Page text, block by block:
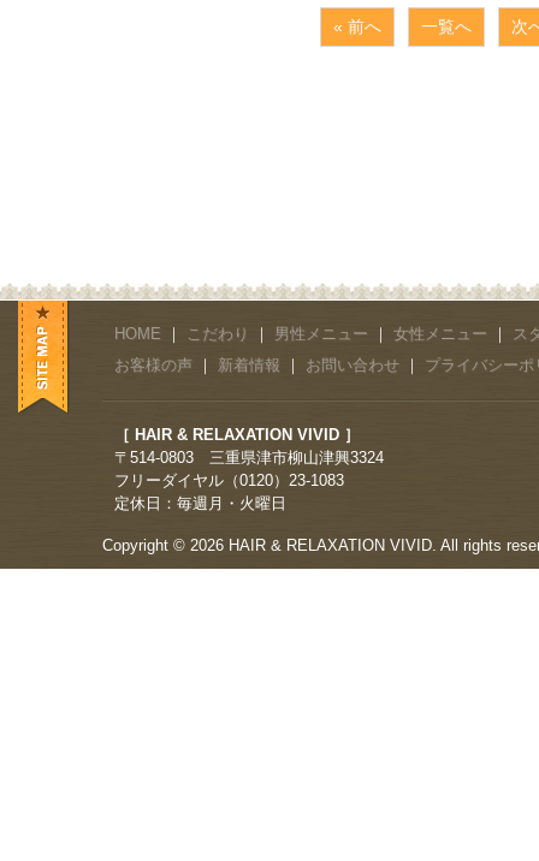
« 前へ 一覧へ 次
HOME ｜ こだわり ｜ 男性メニュー ｜ 女性メニュー ｜
ス
お客様の声 ｜ 新着情報 ｜ お問い合わせ ｜ プライバシーポ
［ HAIR & RELAXATION VIVID ］
〒514-0803 三重県津市柳山津興3324
フリーダイヤル（0120）23-1083
定休日：毎週月・火曜日
Copyright © 2026 HAIR & RELAXATION VIVID. All rights